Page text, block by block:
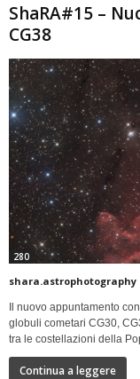
ShaRA#15 –
CG38
280
shara.astrophotography
Il nuovo appuntamento
globuli cometari CG30,
tra le costellazioni della
Continua a leggere